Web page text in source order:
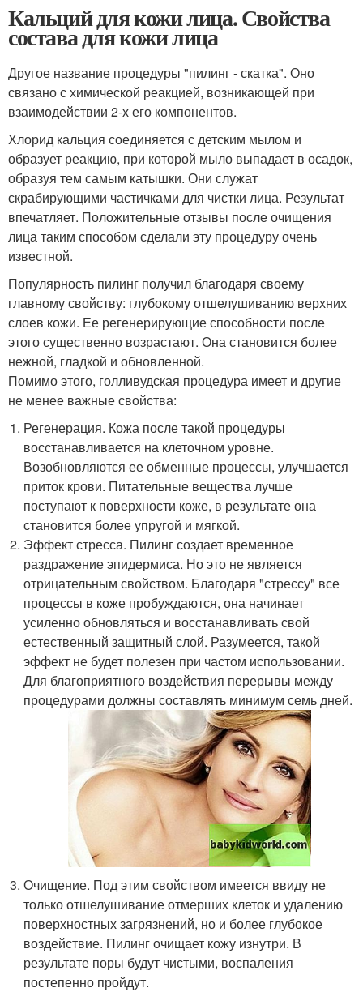
Кальций для кожи лица. Свойства
состава для кожи лица
Другое название процедуры "пилинг - скатка". Оно
связано с химической реакцией, возникающей при
взаимодействии 2-х его компонентов.
Хлорид кальция соединяется с детским мылом и
образует реакцию, при которой мыло выпадает в осадок,
образуя тем самым катышки. Они служат
скрабирующими частичками для чистки лица. Результат
впечатляет. Положительные отзывы после очищения
лица таким способом сделали эту процедуру очень
известной.
Популярность пилинг получил благодаря своему
главному свойству: глубокому отшелушиванию верхних
слоев кожи. Ее регенерирующие способности после
этого существенно возрастают. Она становится более
нежной, гладкой и обновленной.
Помимо этого, голливудская процедура имеет и другие
не менее важные свойства:
Регенерация. Кожа после такой процедуры
восстанавливается на клеточном уровне.
Возобновляются ее обменные процессы, улучшается
приток крови. Питательные вещества лучше
поступают к поверхности коже, в результате она
становится более упругой и мягкой.
Эффект стресса. Пилинг создает временное
раздражение эпидермиса. Но это не является
отрицательным свойством. Благодаря "стрессу" все
процессы в коже пробуждаются, она начинает
усиленно обновляться и восстанавливать свой
естественный защитный слой. Разумеется, такой
эффект не будет полезен при частом использовании.
Для благоприятного воздействия перерывы между
процедурами должны составлять минимум семь дней.
Очищение. Под этим свойством имеется ввиду не
только отшелушивание отмерших клеток и удалению
поверхностных загрязнений, но и более глубокое
воздействие. Пилинг очищает кожу изнутри. В
результате поры будут чистыми, воспаления
постепенно пройдут.